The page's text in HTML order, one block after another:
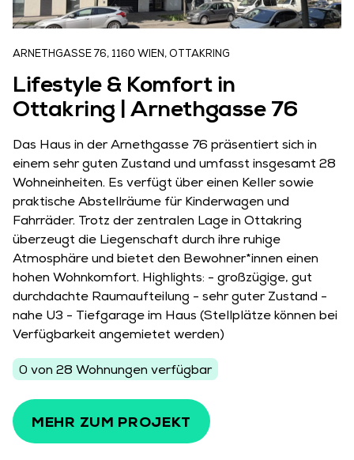
ARNETHGASSE 76, 1160 WIEN, OTTAKRING
Lifestyle & Komfort in
Ottakring | Arnethgasse 76
Das Haus in der Arnethgasse 76 präsentiert sich in
einem sehr guten Zustand und umfasst insgesamt 28
Wohneinheiten. Es verfügt über einen Keller sowie
praktische Abstellräume für Kinderwagen und
Fahrräder. Trotz der zentralen Lage in Ottakring
überzeugt die Liegenschaft durch ihre ruhige
Atmosphäre und bietet den Bewohner*innen einen
hohen Wohnkomfort. Highlights: - großzügige, gut
durchdachte Raumaufteilung - sehr guter Zustand -
nahe U3 - Tiefgarage im Haus (Stellplätze können bei
Verfügbarkeit angemietet werden)
0 von 28 Wohnungen verfügbar
MEHR ZUM PROJEKT